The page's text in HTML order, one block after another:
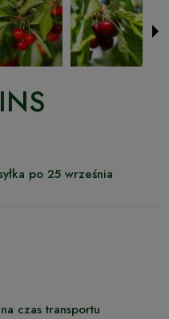
po 25 września
czas transportu